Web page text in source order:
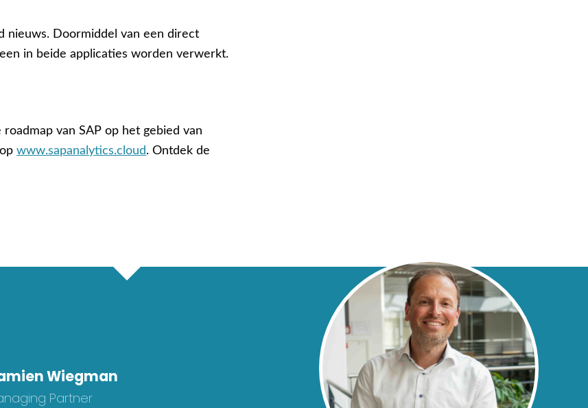
nieuws. Doormiddel van een direct
in beide applicaties worden verwerkt.
van SAP op het gebied van
opwww.sapanalytics.cloud. Ontdek de
Wiegman
Partner